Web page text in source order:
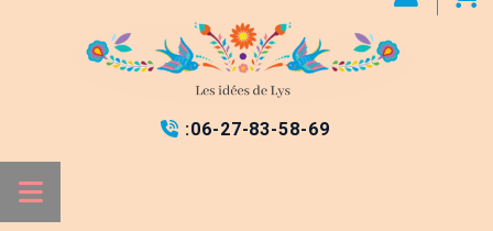
 :06-27-83-58-69